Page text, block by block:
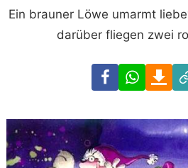
Ein brauner Löwe umarmt
darüber fliegen zwei
Facebook